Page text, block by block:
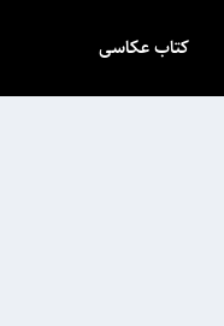
کتاب عکاسی